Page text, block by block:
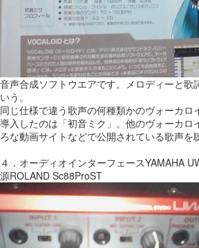
音声合成ソフトウエアです。メロディーと歌
いう。
同じ仕様で違う歌声の何種類かのヴォーカロ
導入したのは「初音ミク」。他のヴォーカロ
ろな動画サイトなどで公開されている歌声を
４．オーディオインターフェースYAMAHA
源ROLAND Sc88ProST